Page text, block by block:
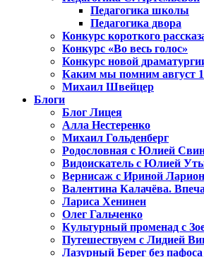
Педагогика школы
Педагогика двора
Конкурс короткого
Конкурс «Во весь голос»
Конкурс новой
Каким мы помним август
Михаил Швейцер
Блоги
Блог Лицея
Алла Нестеренко
Михаил Гольденберг
Родословная с Юлией
Видоискатель с Юлией
Вернисаж с Ириной
Валентина Калачёва.
Лариса Хенинен
Олег Гальченко
Культурный променад с
Путешествуем с Лидией
Лазурный Берег без